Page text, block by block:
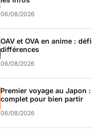
06/08/2026
OAV et OVA en anime :
différences
06/08/2026
Premier voyage au Japon
complet pour bien partir
06/08/2026